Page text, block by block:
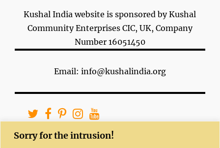
Sorry for the intrusion!
Kushal India website is sponsored by Kushal
Community Enterprises CIC, UK, Company
Number 16051450
Email: info@kushalindia.org